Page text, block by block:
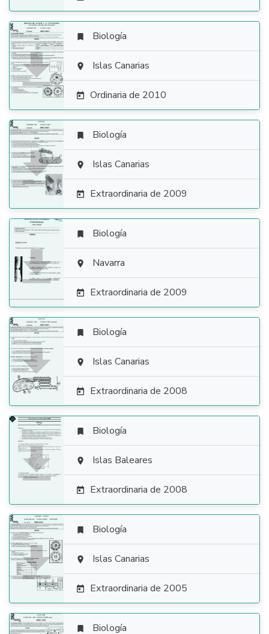

 Biología
 Islas Canarias
 Ordinaria de 2010

 Biología
 Islas Canarias
 Extraordinaria de 2009

 Biología
 Navarra
 Extraordinaria de 2009

 Biología
 Islas Canarias
 Extraordinaria de 2008

 Biología
 Islas Baleares
 Extraordinaria de 2008

 Biología
 Islas Canarias
 Extraordinaria de 2005
 Biología